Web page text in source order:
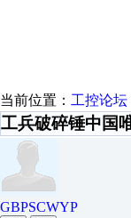
当前位置： 工控论坛
工兵破碎锤中国
GBPSCWYP